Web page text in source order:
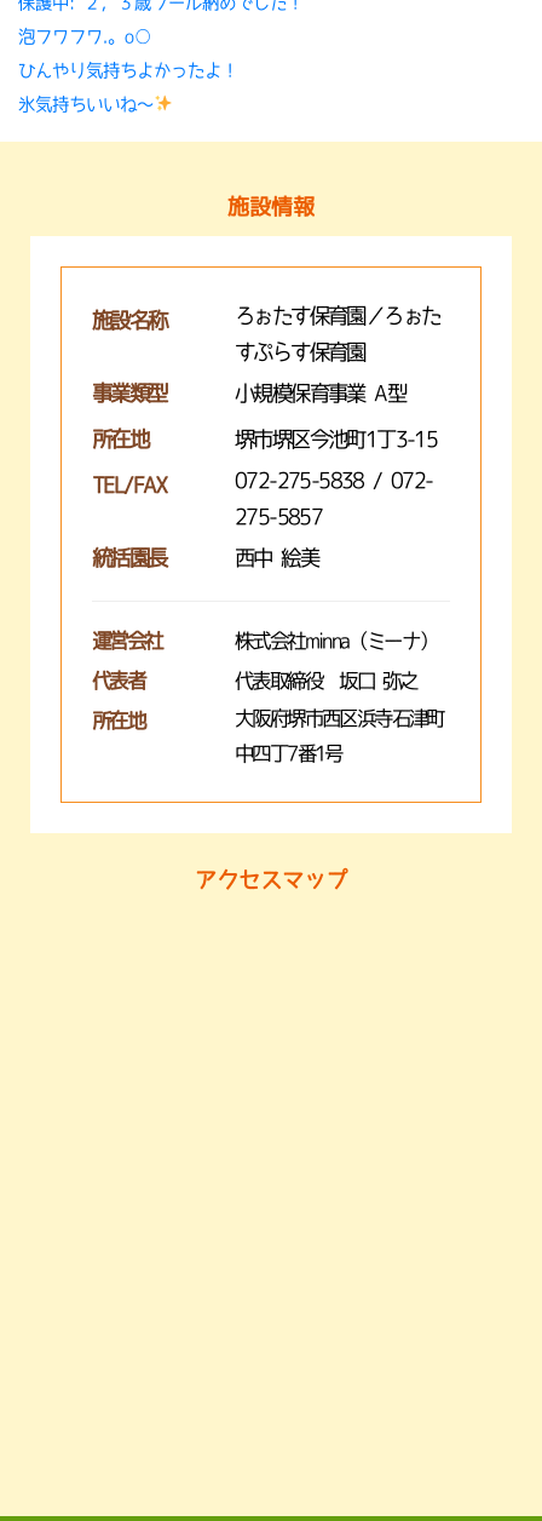
泡フワフワ.。o○
ひんやり気持ちよかったよ！
氷気持ちいいね〜
施設情報
施設名称
ろぉたす保育園／ろぉた
すぷらす保育園
事業類型
小規模保育事業 A型
所在地 堺市堺区今池町1丁3-15
TEL/FAX
072-275-5838 / 072-
275-5857
統括園長
西中 絵美
運営会社 株式会社minna（ミーナ）
代表者 代表取締役 坂口 弥之
所在地
大阪府堺市西区浜寺石津町
中四丁7番1号
アクセスマップ